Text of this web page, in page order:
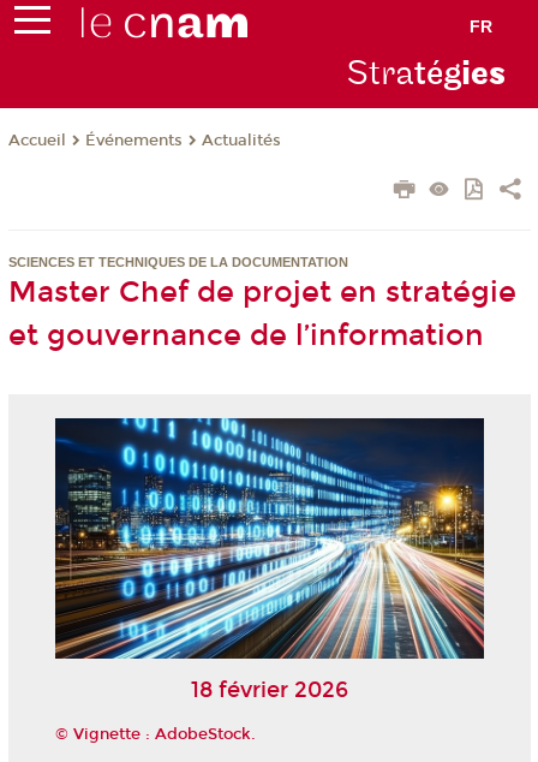
FR
Stratégies
Accueil Événements Actualités
SCIENCES ET TECHNIQUES DE LA DOCUMENTATION
Master Chef de projet en stratégie
et gouvernance de l’information
18 février 2026
© Vignette : AdobeStock.